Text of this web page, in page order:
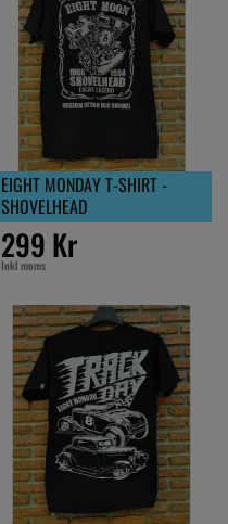
EIGHT MONDAY T-SHIRT -
SHOVELHEAD
299 Kr
Inkl moms